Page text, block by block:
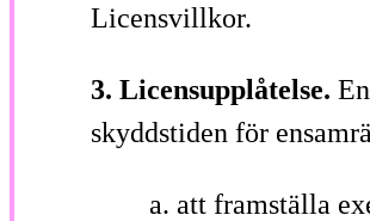
Licensvillkor.
3. Licensupplåtelse.
skyddstiden för
att framställa